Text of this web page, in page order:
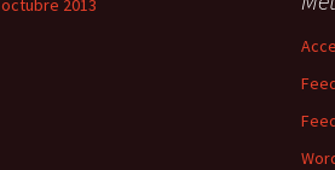
octubre 2013